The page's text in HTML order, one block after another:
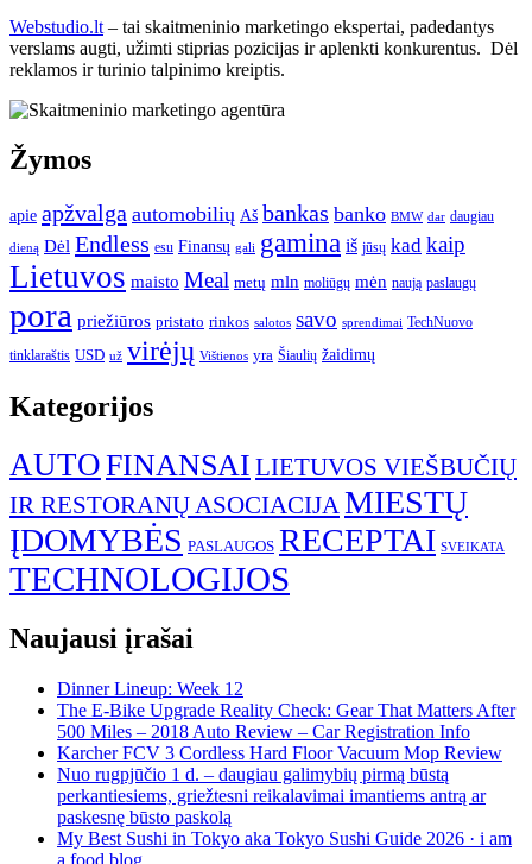
Webstudio.lt – tai skaitmeninio marketingo ekspertai, padedantys
verslams augti, užimti stiprias pozicijas ir aplenkti konkurentus. Dėl
reklamos ir turinio talpinimo kreiptis.
Žymos
apie apžvalga automobilių Aš bankas banko BMW dar daugiau
dieną Dėl Endless esu Finansų gali gamina iš jūsų kad kaip
Lietuvos maisto Meal metų mln moliūgų mėn naują paslaugų
pora priežiūros pristato rinkos salotos savo sprendimai TechNuovo
tinklaraštis USD už virėjų Vištienos yra Šiaulių žaidimų
Kategorijos
AUTOFINANSAI LIETUVOS VIEŠBUČIŲ
IR RESTORANŲ ASOCIACIJAMIESTŲ
ĮDOMYBĖS PASLAUGOS RECEPTAI SVEIKATA
TECHNOLOGIJOS
Naujausi įrašai
Dinner Lineup: Week 12
The E-Bike Upgrade Reality Check: Gear That Matters After
500 Miles – 2018 Auto Review – Car Registration Info
Karcher FCV 3 Cordless Hard Floor Vacuum Mop Review
Nuo rugpjūčio 1 d. – daugiau galimybių pirmą būstą
perkantiesiems, griežtesni reikalavimai imantiems antrą ar
paskesnę būsto paskolą
My Best Sushi in Tokyo aka Tokyo Sushi Guide 2026 · i am
a food blog